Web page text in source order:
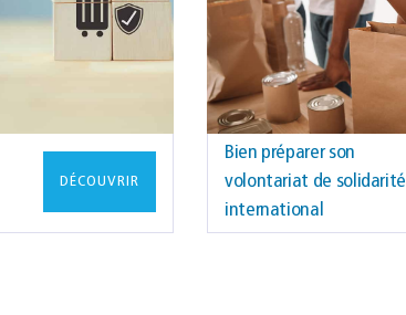
DÉCOUVRIR
Bien préparer son
volontariat de solidarité
international